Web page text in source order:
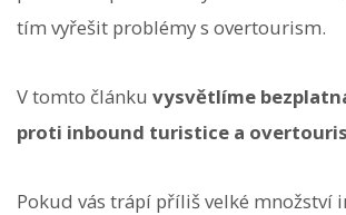
tím vyřešit problémy s overtourism.
V tomto článku vysvětlíme
proti inbound turistice a
Pokud vás trápí příliš velké množství